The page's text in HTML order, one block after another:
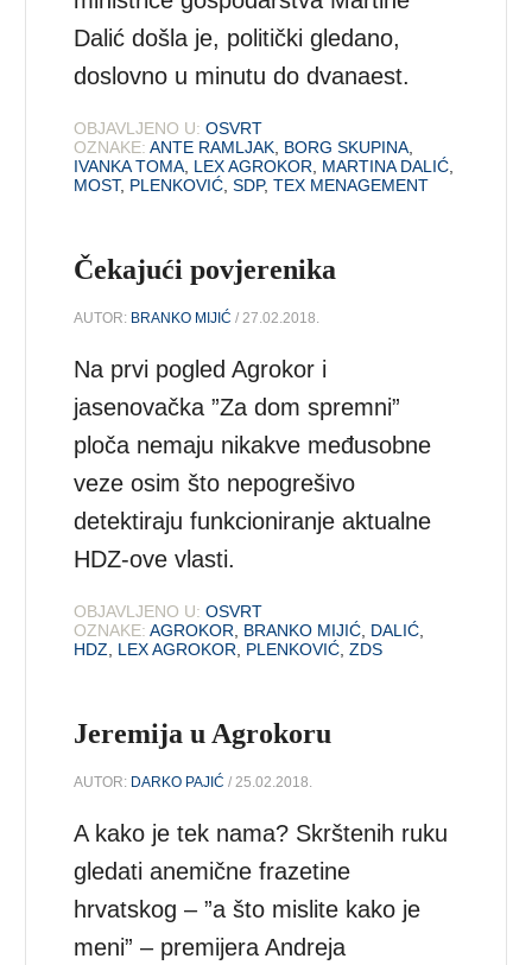
Dalić došla je, politički gledano,
doslovno u minutu do dvanaest.
OBJAVLJENO U: OSVRT
OZNAKE: ANTE RAMLJAK BORG SKUPINA
IVANKA TOMA LEX AGROKOR MARTINA DALIĆ
MOST, PLENKOVIĆ ,SDP,TEX MENAGEMENT
Čekajući povjerenika
AUTOR: BRANKO MIJIĆ / 27.02.2018.
Na prvi pogled Agrokor i
jasenovačka ”Za dom spremni”
ploča nemaju nikakve međusobne
veze osim što nepogrešivo
detektiraju funkcioniranje aktualne
HDZ-ove vlasti.
OBJAVLJENO U: OSVRT
OZNAKE: AGROKOR BRANKO MIJIĆ DALIĆ
HDZ
LEX AGROKOR PLENKOVIĆ ,ZDS
Jeremija u Agrokoru
AUTOR: DARKO PAJIĆ / 25.02.2018.
A kako je tek nama? Skrštenih ruku
gledati anemične frazetine
hrvatskog – ”a što mislite kako je
meni” – premijera Andreja